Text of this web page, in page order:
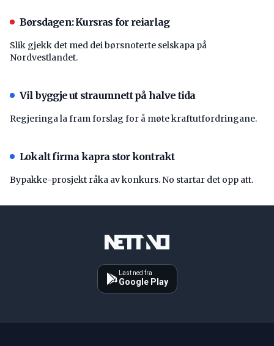
Børsdagen: Kursras for reiarlag
Slik gjekk det med dei børsnoterte selskapa på
Nordvestlandet.
Vil byggje ut straumnett på halve tida
Regjeringa la fram forslag for å møte kraftutfordringane.
Lokalt firma kapra stor kontrakt
Bypakke-prosjekt råka av konkurs. No startar det opp att.
Last ned fra
Google Play